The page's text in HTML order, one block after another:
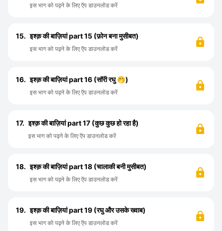
इस भाग को पढ़ने के लिए ऍप डाउनलोड करें
15. इश्क़ की बाज़ियां part 15 (फ़ोन बना मुसीबत)
इस भाग को पढ़ने के लिए ऍप डाउनलोड करें
16. इश्क़ की बाज़ियां part 16 (सॉरी रघु 🤭)
इस भाग को पढ़ने के लिए ऍप डाउनलोड करें
17. इश्क़ की बाज़ियां part 17 (कुछ कुछ हो रहा है)
इस भाग को पढ़ने के लिए ऍप डाउनलोड करें
18. इश्क़ की बाज़ियां part 18 (चालाकी बनी मुसीबत)
इस भाग को पढ़ने के लिए ऍप डाउनलोड करें
19. इश्क़ की बाज़ियां part 19 (रघु और उसके ख्वाब)
इस भाग को पढ़ने के लिए ऍप डाउनलोड करें